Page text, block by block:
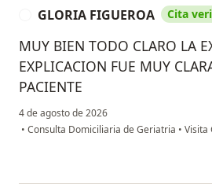
GLORIA FIGUEROA Cita
MUY BIEN TODO CLARO LA
EXPLICACION FUE MUY
PACIENTE
4 de agosto de 2026
• Consulta Domiciliaria de Geriatria • Visita